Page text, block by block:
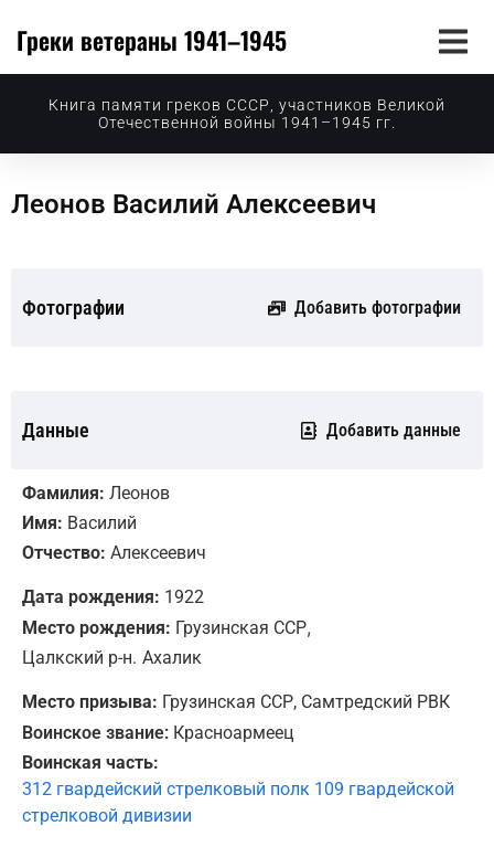
Греки ветераны 1941–1945
Книга памяти греков СССР, участников Великой
Отечественной войны 1941–1945 гг.
Леонов Василий Алексеевич
Фотографии Добавить фотографии
Данные Добавить данные
Фамилия: Леонов
Имя: Василий
Отчество: Алексеевич
Дата рождения: 1922
Место рождения: Грузинская ССР,
Цалкский р-н. Ахалик
Место призыва: Грузинская ССР, Самтредский РВК
Воинское звание: Красноармеец
Воинская часть:
312 гвардейский стрелковый полк 109 гвардейской
стрелковой дивизии